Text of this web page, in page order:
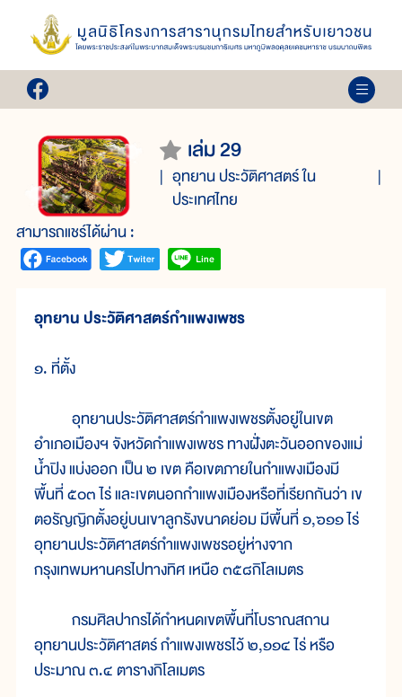
เล่ม 29
อุทยาน ประวัติศาสตร์ ใน
ประเทศไทย
สามารถแชร์ได้ผ่าน :
อุทยาน ประวัติศาสตร์กำแพงเพชร
๑. ที่ตั้ง
อุทยานประวัติศาสตร์กำแพงเพชรตั้งอยู่ในเขต
อำเภอเมืองฯ จังหวัดกำแพงเพชร ทางฝั่งตะวันออกของแม่
น้ำปิง แบ่งออก เป็น ๒ เขต คือเขตภายในกำแพงเมืองมี
พื้นที่ ๕๐๓ ไร่ และเขตนอกกำแพงเมืองหรือที่เรียกกันว่า เข
ตอรัญญิกตั้งอยู่บนเขาลูกรังขนาดย่อม มีพื้นที่ ๑,๖๑๑ ไร่
อุทยานประวัติศาสตร์กำแพงเพชรอยู่ห่างจาก
กรุงเทพมหานครไปทางทิศ เหนือ ๓๕๘กิโลเมตร
กรมศิลปากรได้กำหนดเขตพื้นที่โบราณสถาน
อุทยานประวัติศาสตร์ กำแพงเพชรไว้ ๒,๑๑๔ ไร่ หรือ
ประมาณ ๓.๔ ตารางกิโลเมตร